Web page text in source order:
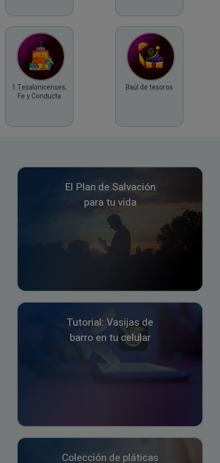
El Plan de Salvación
para tu vida
Tutorial: Vasijas de
barro en tu celular
Colección de pláticas
1 Tesalonicenses,
Fe y Conducta
Baúl de tesoros